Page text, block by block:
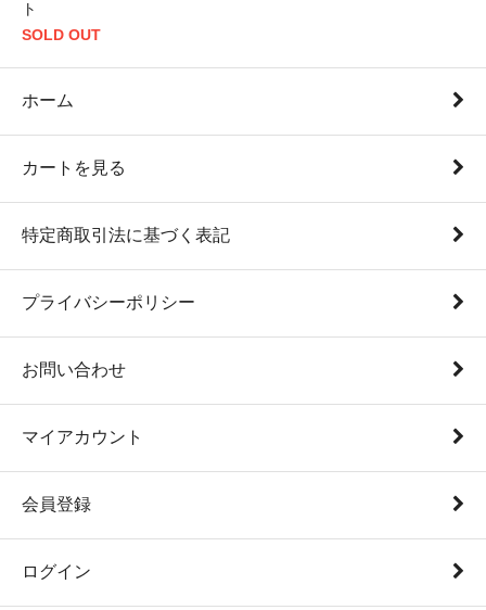
ト
SOLD OUT
ホーム
カートを見る
特定商取引法に基づく表記
プライバシーポリシー
お問い合わせ
マイアカウント
会員登録
ログイン